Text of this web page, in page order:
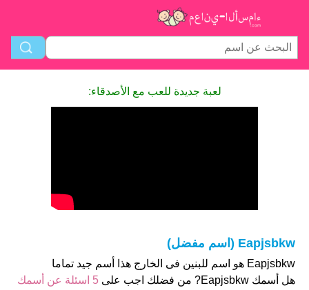
لعبة جديدة للعب مع الأصدقاء:
Eapjsbkw (اسم مفضل)
Eapjsbkw هو اسم للبنين فى الخارج هذا أسم جيد تماما
هل أسمك Eapjsbkw? من فضلك اجب على
5 اسئلة عن أسمك